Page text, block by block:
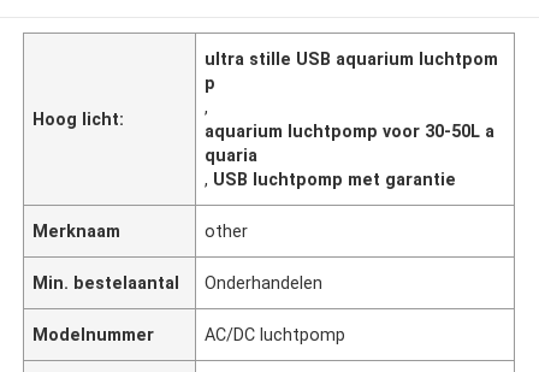
Hoog licht:
ultra stille USB aquarium luchtpom
p
,
aquarium luchtpomp voor 30-50L a
quaria
, USB luchtpomp met garantie
Merknaam other
Min. bestelaantal Onderhandelen
Modelnummer AC/DC luchtpomp